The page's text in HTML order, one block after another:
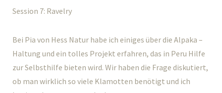
Session 7: Ravelry
Bei Pia von Hess Natur habe ich einiges über die Alpaka –
Haltung und ein tolles Projekt erfahren, das in Peru Hilfe
zur Selbsthilfe bieten wird. Wir haben die Frage diskutiert,
ob man wirklich so viele Klamotten benötigt und ich